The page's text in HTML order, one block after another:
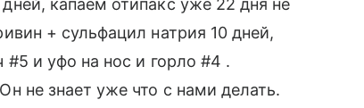
капаем отипакс уже 22 дня не
+ сульфацил натрия 10 дней,
#5 и уфо на нос и горло #4 .
не знает уже что с нами делать.